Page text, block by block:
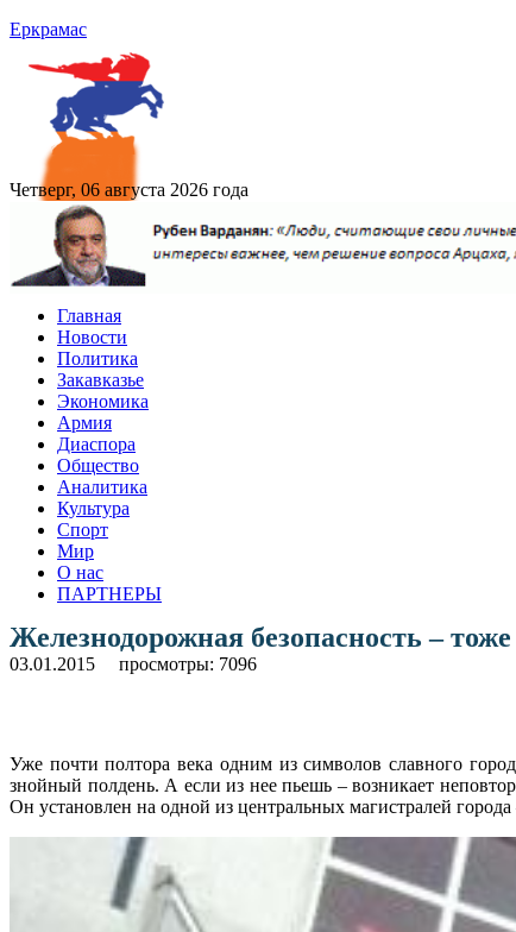
Еркрамас
Четверг, 06 августа 2026 года
Главная
Новости
Политика
Закавказье
Экономика
Армия
Диаспора
Общество
Аналитика
Культура
Спорт
Мир
О нас
ПАРТНЕРЫ
Железнодорожная безопасность – тоже
03.01.2015 просмотры: 7096
Уже почти полтора века одним из символов славного
знойный полдень. А еслииз нее пьешь – возникает
Он установлен на одной из центральных магистралей